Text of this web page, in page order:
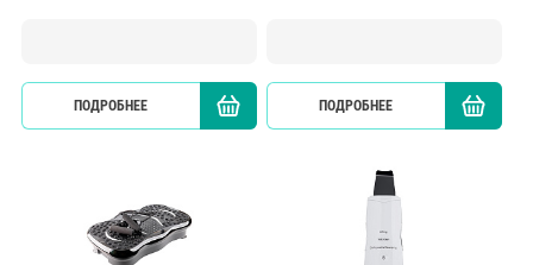
ПОДРОБНЕЕ КУПИТЬ
ПОДРОБНЕЕ